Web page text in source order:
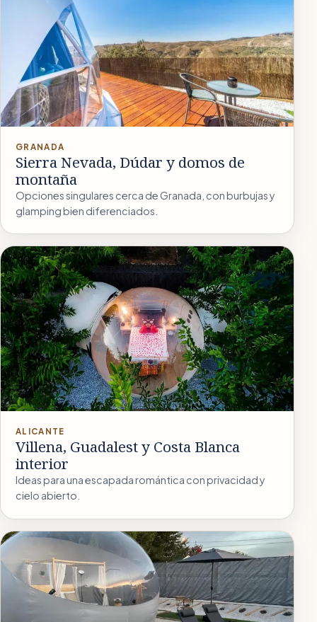
GRANADA
Sierra Nevada, Dúdar y domos de
montaña
Opciones singulares cerca de Granada, con burbujas y
glamping bien diferenciados.
ALICANTE
Villena, Guadalest y Costa Blanca
interior
Ideas para una escapada romántica con privacidad y
cielo abierto.